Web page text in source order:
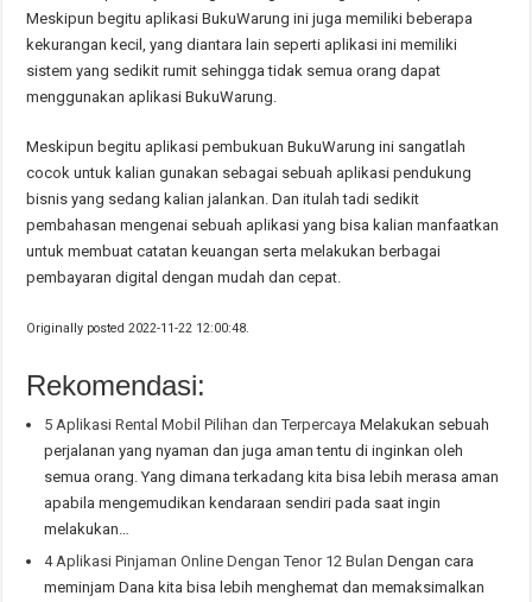
Meskipun begitu aplikasi BukuWarung ini juga memiliki beberapa
kekurangan kecil, yang diantara lain seperti aplikasi ini memiliki
sistem yang sedikit rumit sehingga tidak semua orang dapat
menggunakan aplikasi BukuWarung.
Meskipun begitu aplikasi pembukuan BukuWarung ini sangatlah
cocok untuk kalian gunakan sebagai sebuah aplikasi pendukung
bisnis yang sedang kalian jalankan. Dan itulah tadi sedikit
pembahasan mengenai sebuah aplikasi yang bisa kalian manfaatkan
untuk membuat catatan keuangan serta melakukan berbagai
pembayaran digital dengan mudah dan cepat.
Originally posted 2022-11-22 12:00:48.
Rekomendasi:
5 Aplikasi Rental Mobil Pilihan dan Terpercaya Melakukan sebuah
perjalanan yang nyaman dan juga aman tentu di inginkan oleh
semua orang. Yang dimana terkadang kita bisa lebih merasa aman
apabila mengemudikan kendaraan sendiri pada saat ingin
melakukan…
4 Aplikasi Pinjaman Online Dengan Tenor 12 Bulan Dengan cara
meminjam Dana kita bisa lebih menghemat dan memaksimalkan